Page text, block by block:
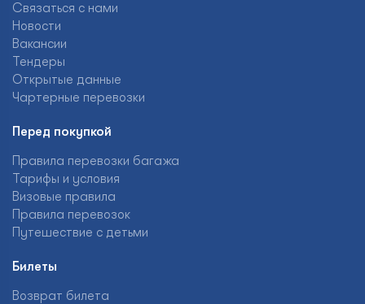
Связаться с нами
Новости
Вакансии
Тендеры
Открытые данные
Чартерные перевозки
Перед покупкой
Правила перевозки багажа
Тарифы и условия
Визовые правила
Правила перевозок
Путешествие с детьми
Билеты
Возврат билета